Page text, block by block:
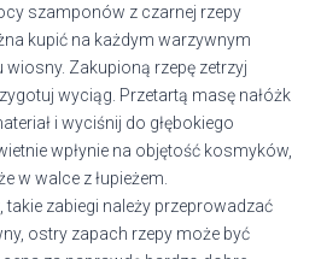
szamponów z czarnej rzepy
kupić na każdym warzywnym
Zakupioną rzepę zetrzyj
wyciąg. Przetartą masę nałóżk
i wyciśnij do głębokiego
wpłynie na objętość kosmyków,
w walce z łupieżem.
zabiegi należy przeprowadzać
ostry zapach rzepy może być